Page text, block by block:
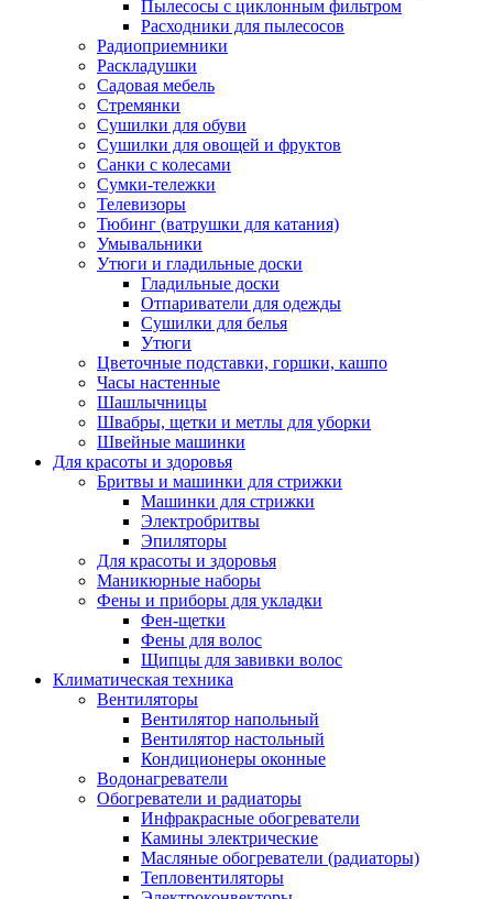
Пылесосы с циклонным фильтром
Расходники для пылесосов
Радиоприемники
Раскладушки
Садовая мебель
Стремянки
Сушилки для обуви
Сушилки для овощей и фруктов
Санки с колесами
Сумки-тележки
Телевизоры
Тюбинг (ватрушки для катания)
Умывальники
Утюги и гладильные доски
Гладильные доски
Отпариватели для одежды
Сушилки для белья
Утюги
Цветочные подставки, горшки, кашпо
Часы настенные
Шашлычницы
Швабры, щетки и метлы для уборки
Швейные машинки
Для красоты и здоровья
Бритвы и машинки для стрижки
Машинки для стрижки
Электробритвы
Эпиляторы
Для красоты и здоровья
Маникюрные наборы
Фены и приборы для укладки
Фен-щетки
Фены для волос
Щипцы для завивки волос
Климатическая техника
Вентиляторы
Вентилятор напольный
Вентилятор настольный
Кондиционеры оконные
Водонагреватели
Обогреватели и радиаторы
Инфракрасные обогреватели
Камины электрические
Масляные обогреватели (радиаторы)
Тепловентиляторы